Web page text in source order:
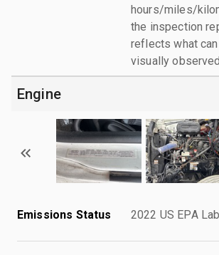
hours/miles/
the inspection
reflects what
visually observed.
Engine
Emissions Status 2022 US EPA